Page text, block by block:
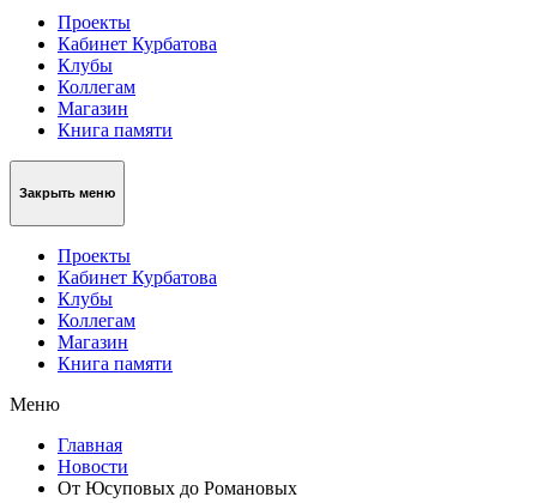
Проекты
Кабинет Курбатова
Клубы
Коллегам
Магазин
Книга памяти
Закрыть меню
Проекты
Кабинет Курбатова
Клубы
Коллегам
Магазин
Книга памяти
Меню
Главная
Новости
От Юсуповых до Романовых